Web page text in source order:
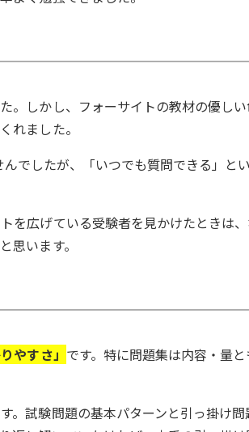
。しかし、フォーサイトの教材の優し
れました。
でしたが、「いつでも質問できる」と
を広げている受験者を見かけたときは
思います。
やすさ」 です。特に問題集は内容・量
。試験問題の基本パターンと引っ掛け